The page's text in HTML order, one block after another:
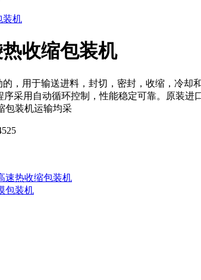
收缩包装机
，用于输送进料，封切，密封，收缩，冷
序采用自动循环控制，性能稳定可靠。原装
包装机运输均采
速热收缩包装机
包装机